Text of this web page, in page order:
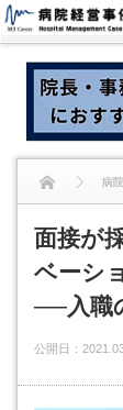
病
面接が採用
入職の決め
面接が
ベーシ
──入職
公開日：